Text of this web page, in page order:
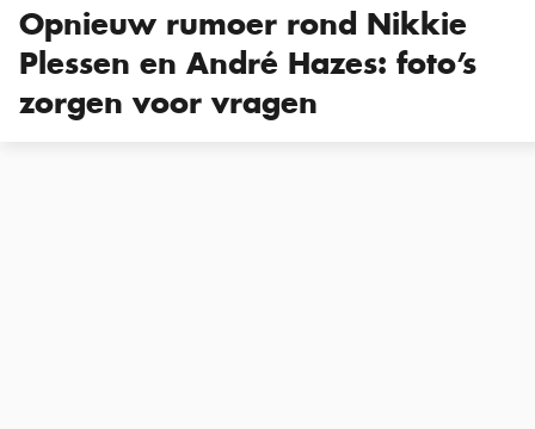
Opnieuw rumoer rond Nikkie
Plessen en André Hazes: foto’s
zorgen voor vragen